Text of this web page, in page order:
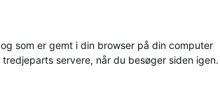
som er gemt i din browser på din computer
servere, når du besøger siden igen.